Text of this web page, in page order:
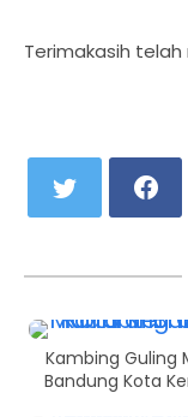
Terimakasih
Kambing Guling
Bandung Kota